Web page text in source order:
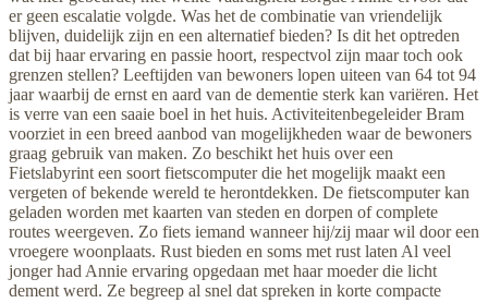
er geen escalatie volgde. Was het de combinatie van vriendelijk
blijven, duidelijk zijn en een alternatief bieden? Is dit het optreden
dat bij haar ervaring en passie hoort, respectvol zijn maar toch ook
grenzen stellen? Leeftijden van bewoners lopen uiteen van 64 tot 94
jaar waarbij de ernst en aard van de dementie sterk kan variëren. Het
is verre van een saaie boel in het huis. Activiteitenbegeleider Bram
voorziet in een breed aanbod van mogelijkheden waar de bewoners
graag gebruik van maken. Zo beschikt het huis over een
Fietslabyrint een soort fietscomputer die het mogelijk maakt een
vergeten of bekende wereld te herontdekken. De fietscomputer kan
geladen worden met kaarten van steden en dorpen of complete
routes weergeven. Zo fiets iemand wanneer hij/zij maar wil door een
vroegere woonplaats. Rust bieden en soms met rust laten Al veel
jonger had Annie ervaring opgedaan met haar moeder die licht
dement werd. Ze begreep al snel dat spreken in korte compacte